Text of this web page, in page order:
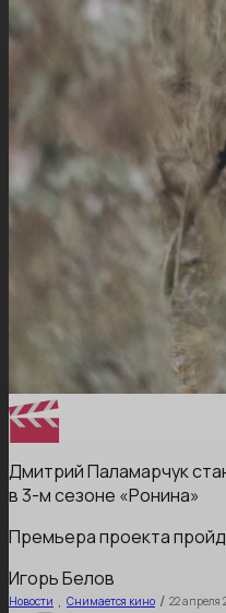
Дмитрий Паламарчук
в 3-м сезоне «Ронина»
Премьера проекта
Игорь Белов
Новости , Снимается кино / 22 апреля